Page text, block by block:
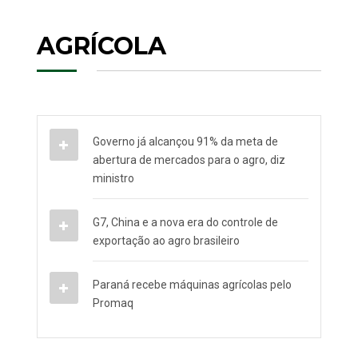
AGRÍCOLA
Governo já alcançou 91% da meta de
abertura de mercados para o agro, diz
ministro
G7, China e a nova era do controle de
exportação ao agro brasileiro
Paraná recebe máquinas agrícolas pelo
Promaq